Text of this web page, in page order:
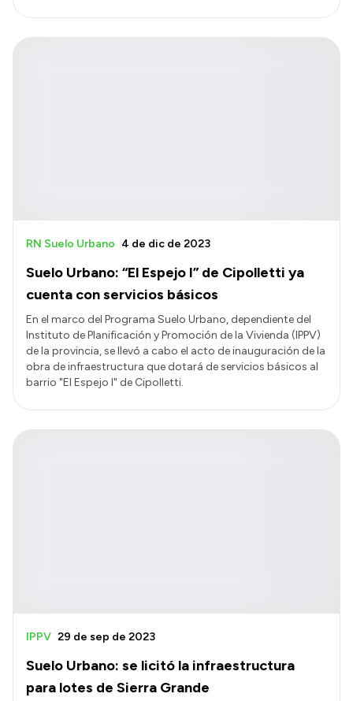
Suelo Urbano: “El Espejo I” de Cipolletti ya
cuenta con servicios básicos
RN Suelo Urbano 4 de dic de 2023
En el marco del Programa Suelo Urbano, dependiente del
Instituto de Planificación y Promoción de la Vivienda (IPPV)
de la provincia, se llevó a cabo el acto de inauguración de la
obra de infraestructura que dotará de servicios básicos al
barrio "El Espejo I" de Cipolletti.
Suelo Urbano: se licitó la infraestructura
para lotes de Sierra Grande
IPPV 29 de sep de 2023